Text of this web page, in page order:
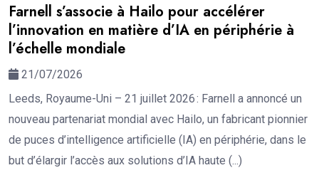
Farnell s’associe à Hailo pour accélérer
l’innovation en matière d’IA en périphérie à
l’échelle mondiale
21/07/2026
Leeds, Royaume-Uni – 21 juillet 2026 : Farnell a annoncé un
nouveau partenariat mondial avec Hailo, un fabricant pionnier
de puces d’intelligence artificielle (IA) en périphérie, dans le
but d’élargir l’accès aux solutions d’IA haute (...)